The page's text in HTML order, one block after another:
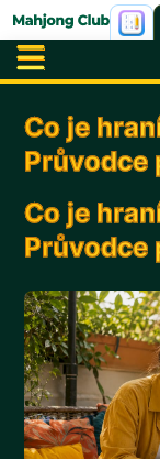
Co je
Průvodce
Co je
Průvodce